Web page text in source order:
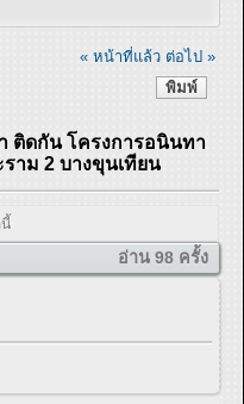
« หน้าที่แล้ว ต่อไป »
พิมพ์
ติดกัน โครงการอนินทา
าม 2 บางขุนเทียน
อ่าน 98 ครั้ง